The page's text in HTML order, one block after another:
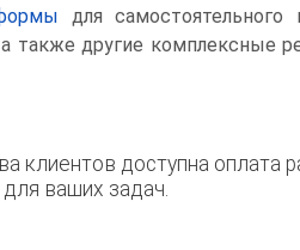
для
также другие комплексные
клиентов доступна
ваших задач.